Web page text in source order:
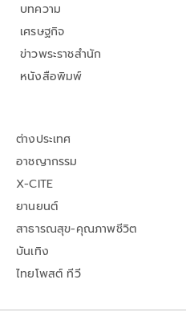
บทความ
เศรษฐกิจ
ข่าวพระราชสำนัก
หนังสือพิมพ์
ต่างประเทศ
อาชญากรรม
X-CITE
ยานยนต์
สาธารณสุข-คุณภาพชีวิต
บันเทิง
ไทยโพสต์ ทีวี